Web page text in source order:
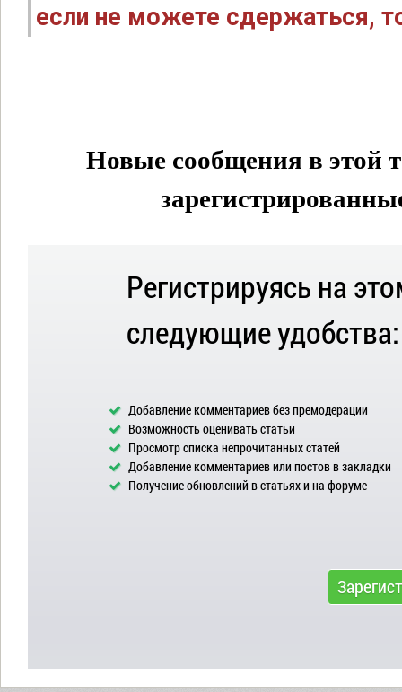
если не можете сдержаться,
Новые сообщения в этой
Регистрируясь на
следующие удобства:
Добавление комментариев без премодерации
Возможность оценивать статьи
Просмотр списка непрочитанных статей
Добавление комментариев или постов в закладки
Получение обновлений в статьях и на форуме